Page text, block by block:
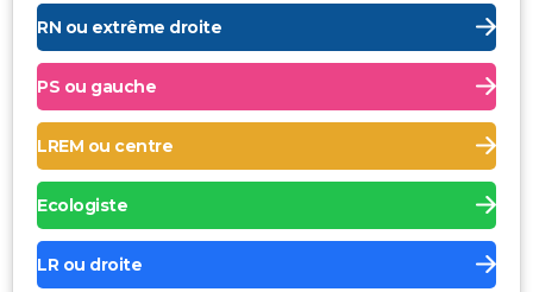
RN ou extrême droite
PS ou gauche
LREM ou centre
Ecologiste
LR ou droite